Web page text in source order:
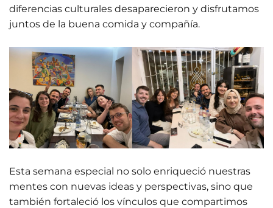
diferencias culturales desaparecieron y disfrutamos
juntos de la buena comida y compañía.
Esta semana especial no solo enriqueció nuestras
mentes con nuevas ideas y perspectivas, sino que
también fortaleció los vínculos que compartimos